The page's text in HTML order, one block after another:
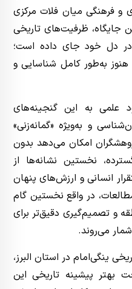
و فرهنگی میان فلات مرکزی
جایگاه، ظرفیت‌های تاریخی
در دل خود جای داده است؛
به‌طور کامل شناسایی و
علمی به این گنجینه‌های
و به‌ویژه «گمانه‌زنی»
امکان می‌دهد بدون
نخستین نشانه‌ها از
انسانی و ارزش‌های پنهان
در واقع نخستین گام
و تصمیم‌گیری دقیق‌تر برای
می‌روند.
ینگی‌امام در استان البرز،
بهتر پیشینه تاریخی این